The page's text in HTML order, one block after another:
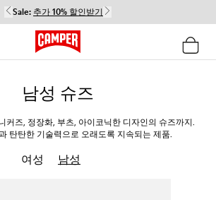
Sale: 추가 10% 할인받기
남성 슈즈
커즈, 정장화, 부츠, 아이코닉한 디자인의 슈즈까지.
탄탄한 기술력으로 오래도록 지속되는 제품.
여성 남성